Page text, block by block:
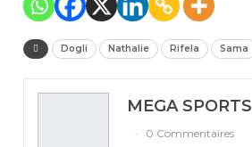
Dogli Nathalie Rifela Sama
MEGA SPORTS
0 Commentaires